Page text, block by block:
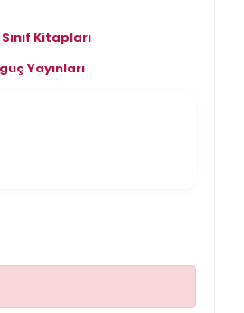
Sınıf Kitapları
Yayınları